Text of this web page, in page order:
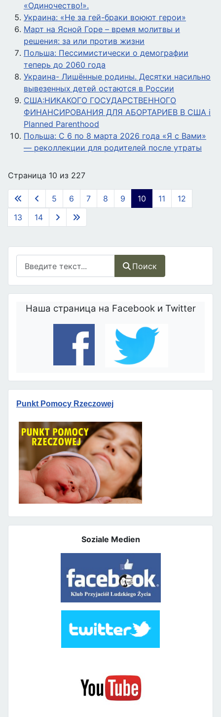
Поиск
Наша страница на Facebook и Twitter
Punkt Pomocy Rzeczowej
Soziale Medien
«Одиночество!».
Украина: «Не за гей-браки воюют герои»
Март на Ясной Горе – время молитвы и
решения: за или против жизни
Польша: Пессимистически о демографии
теперь до 2060 года
Украинa- Лишённые родины. Десятки насильно
вывезенных детей остаются в России
США:НИКАКОГО ГОСУДАРСТВЕННОГО
ФИНАНСИРОВАНИЯ ДЛЯ АБОРТАРИЕВ В США і
Planned Parenthood
Польша: С 6 по 8 марта 2026 года «Я с Вами»
— реколлекции для родителей после утраты
Страница 10 из 227
5 6 7 8 9 10 11
12
13
14